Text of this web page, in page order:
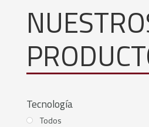
Tecnología
Todos